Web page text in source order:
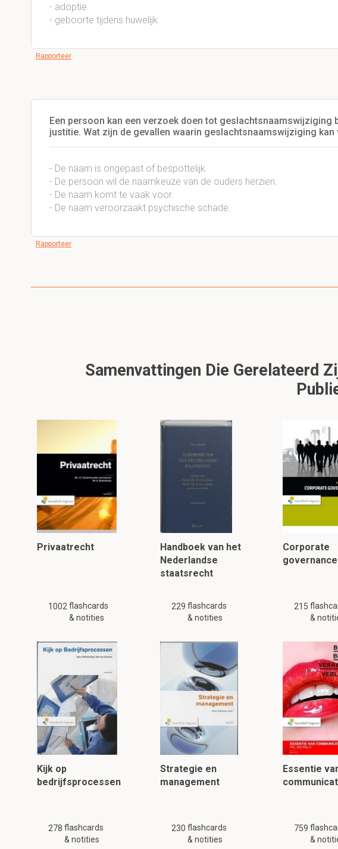
- adoptie
- geboorte tijdens huwelijk
Rapporteer
Een persoon kan een verzoek doen tot geslachtsnaamswijziging
justitie. Wat zijn de gevallen waarin geslachtsnaamswijziging kan
- De naam is ongepast of bespottelijk.
- De persoon wil de naamkeuze van de ouders herzien.
- De naam komt te vaak voor.
- De naam veroorzaakt psychische schade.
Rapporteer
Samenvattingen Die Gerelateerd
Privaatrecht
1002 flashcards
& notities
Handboek van het
Nederlandse
staatsrecht
229 flashcards
& notities
Corporate
governance
215
&
Kijk op
bedrijfsprocessen
278 flashcards
& notities
Strategie en
management
230 flashcards
& notities
Essentie
759
&